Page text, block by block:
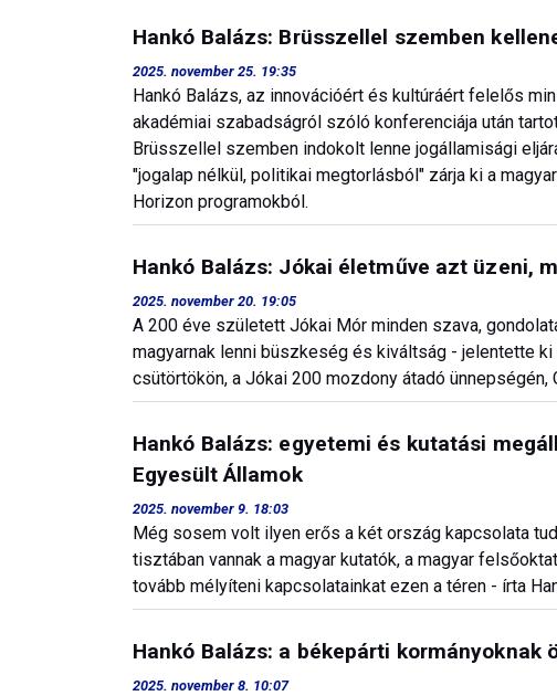
Hankó Balázs: Brüsszellel szemben
2025. november 25. 19:35
Hankó Balázs, az innovációért és kultúráért felelős
akadémiai szabadságról szóló konferenciája után
Brüsszellel szemben indokolt lenne jogállamisági
"jogalap nélkül, politikai megtorlásból" zárja ki a
Horizon programokból.
Hankó Balázs: Jókai életműve azt üzeni,
2025. november 20. 19:05
A 200 éve született Jókai Mór minden szava,
magyarnak lenni büszkeség és kiváltság - jelentette
csütörtökön, a Jókai 200 mozdony átadó ünnepségén,
Hankó Balázs: egyetemi és kutatási
Egyesült Államok
2025. november 9. 18:03
Még sosem volt ilyen erős a két ország kapcsolata
tisztában vannak a magyar kutatók, a magyar
tovább mélyíteni kapcsolatainkat ezen a téren - írta
Hankó Balázs: a békepárti kormányoknak
2025. november 8. 10:07